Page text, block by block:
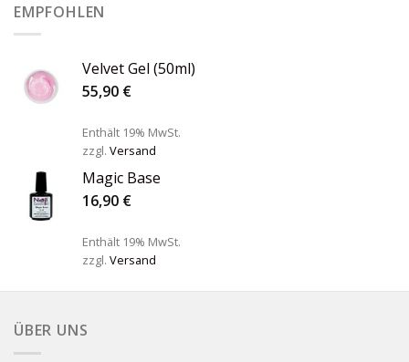
EMPFOHLEN
Velvet Gel (50ml)
55,90 €
Enthält 19% MwSt.
zzgl. Versand
Magic Base
16,90 €
Enthält 19% MwSt.
zzgl. Versand
ÜBER UNS